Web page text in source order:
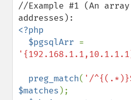
//Example #1 (An
<?php
  $pgsqlArr
preg_match( '/
$matches );